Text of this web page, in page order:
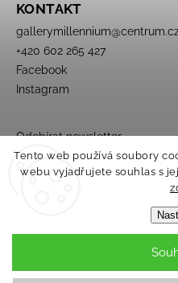
Tento web používá soubory
webu vyjadřujete souhlas s
KONTAKT
gallerymillennium@
+420 602 265 427
Facebook
Instagram
Odebírat newsletter
Copyright 2026Galerie